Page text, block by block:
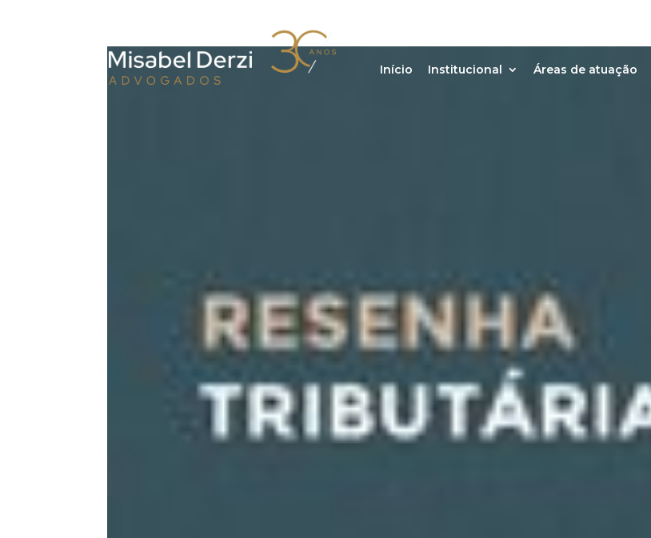
Início Institucional Áreas de atuação